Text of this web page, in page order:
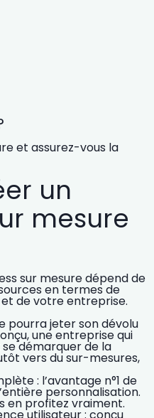
et assurez-vous la
un
mesure
sur mesure dépend de
en termes de
de votre entreprise.
pourra jeter son dévolu
une entreprise qui
démarquer de la
vers du sur-mesures,
: l’avantage n°1 de
personnalisation.
en profitez vraiment.